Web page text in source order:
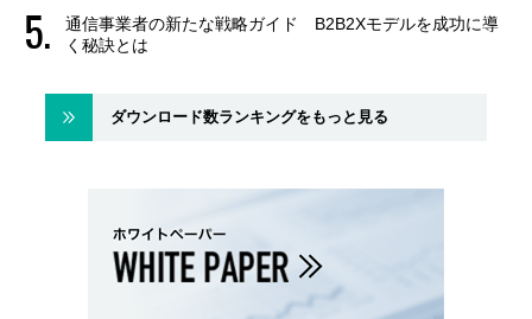
通信事業者の新たな戦略ガイド B2B2Xモデルを成功に導
く秘訣とは
ダウンロード数ランキングをもっと見る